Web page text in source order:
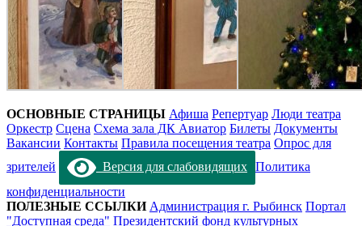
ОСНОВНЫЕ СТРАНИЦЫ Афиша Репертуар Люди театра
Оркестр Сцена Схема зала ДК Авиатор Билеты Документы
Вакансии Контакты Правила посещения театра Опрос для
зрителей
Версия для слабовидящих Политика
конфиденциальности
ПОЛЕЗНЫЕ ССЫЛКИ Администрация г. Рыбинск Портал
"Доступная среда" Президентский фонд культурных